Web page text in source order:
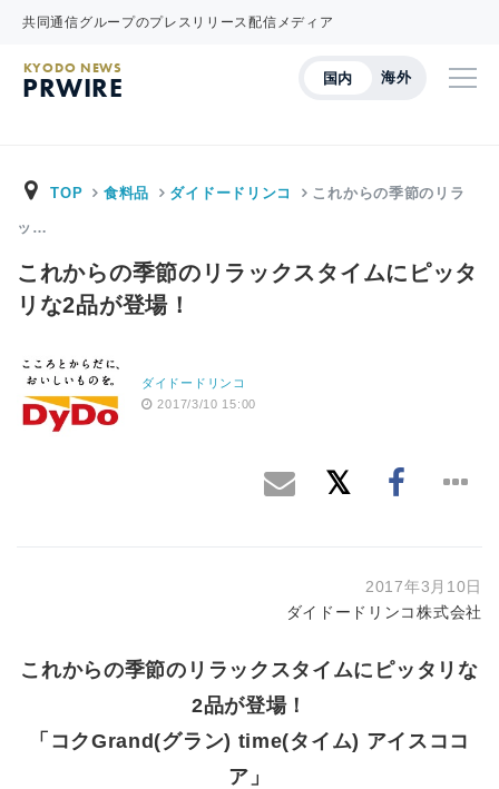
共同通信グループのプレスリリース配信メディア
国内 海外
KYODO NEWS
PRWIRE
TOP 食料品 ダイドードリンコ これからの季節のリラ
ッ…
これからの季節のリラックスタイムにピッタ
リな2品が登場！
ダイドードリンコ
2017/3/10 15:00
2017年3月10日
ダイドードリンコ株式会社
これからの季節のリラックスタイムにピッタリな
2品が登場！
「コクGrand(グラン) time(タイム) アイスココ
ア」